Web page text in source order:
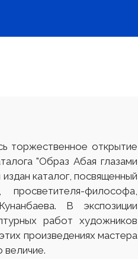
торжественное открытие
"Образ Абая глазами
каталог, посвященный
философа,
В экспозиции
работ художников
произведениях мастера